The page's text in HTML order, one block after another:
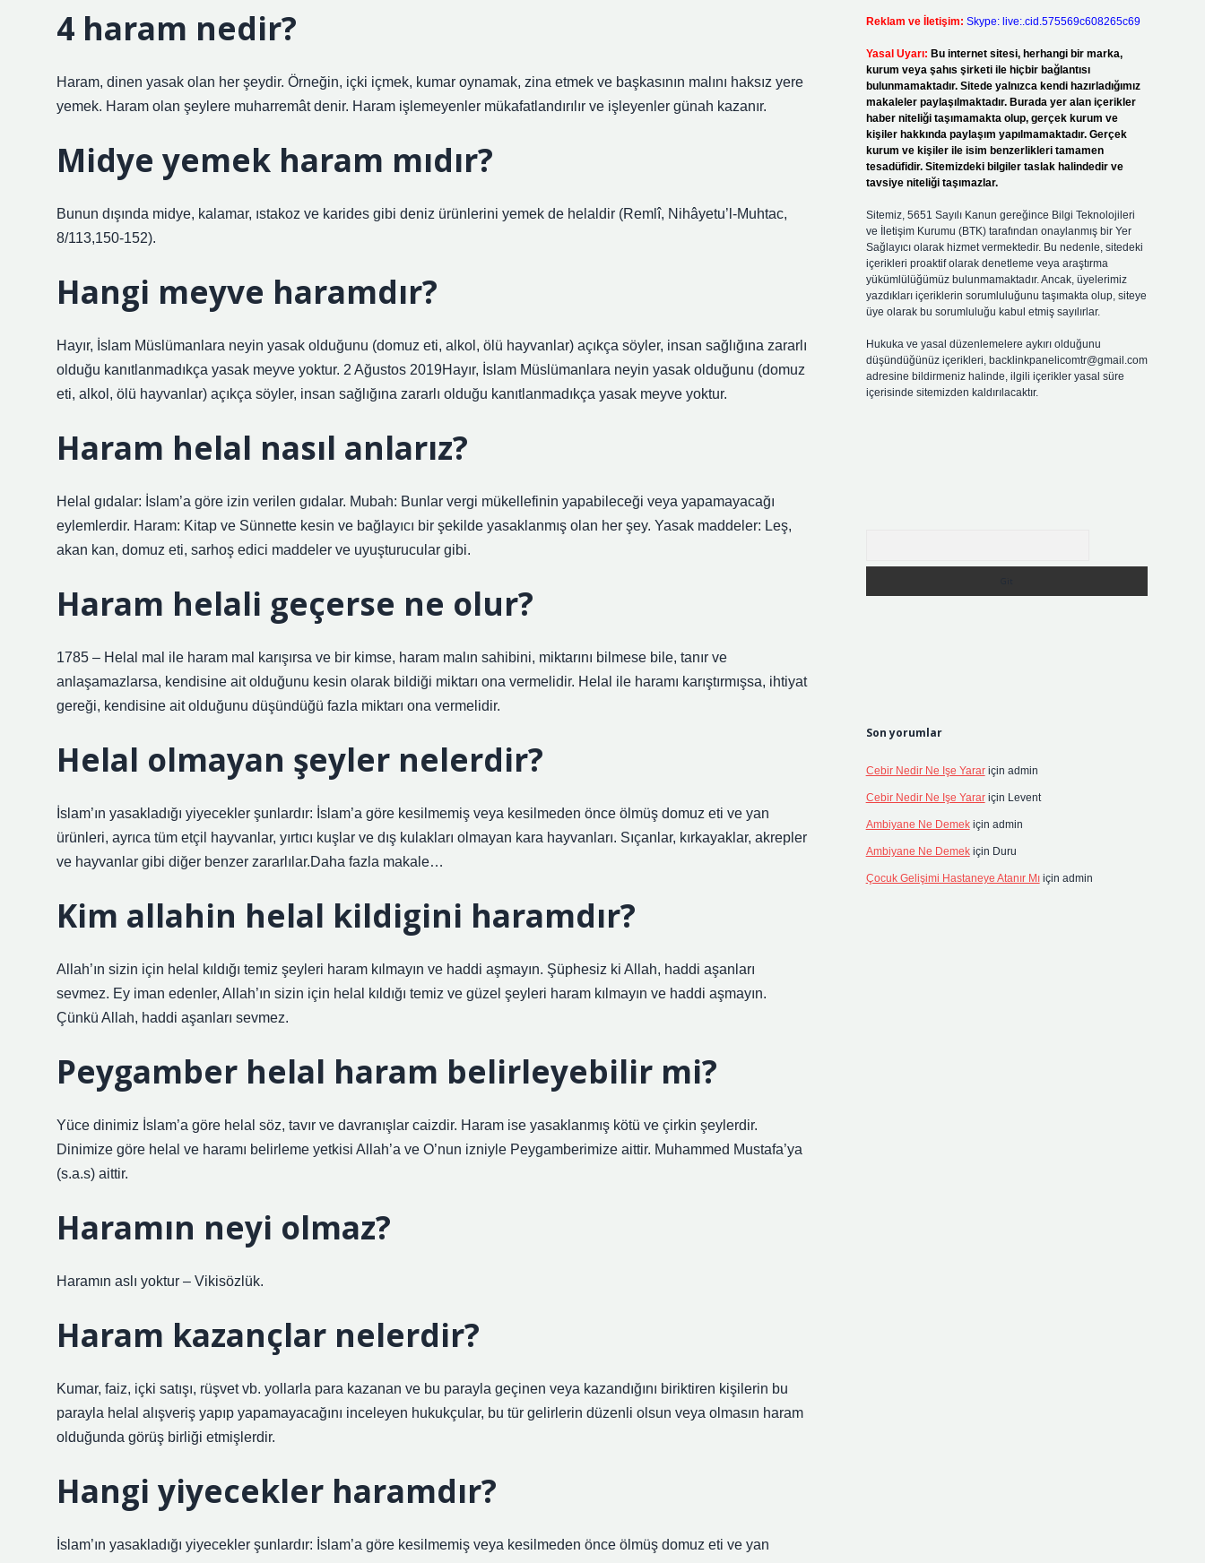
4 haram nedir?
Haram, dinen yasak olan her şeydir. Örneğin, içki içmek, kumar oynamak, zina etmek ve başkasının malını haksız yere
yemek. Haram olan şeylere muharremât denir. Haram işlemeyenler mükafatlandırılır ve işleyenler günah kazanır.
Midye yemek haram mıdır?
Bunun dışında midye, kalamar, ıstakoz ve karides gibi deniz ürünlerini yemek de helaldir (Remlî, Nihâyetu’l-Muhtac,
8/113,150-152).
Hangi meyve haramdır?
Hayır, İslam Müslümanlara neyin yasak olduğunu (domuz eti, alkol, ölü hayvanlar) açıkça söyler, insan sağlığına zararlı
olduğu kanıtlanmadıkça yasak meyve yoktur. 2 Ağustos 2019Hayır, İslam Müslümanlara neyin yasak olduğunu (domuz
eti, alkol, ölü hayvanlar) açıkça söyler, insan sağlığına zararlı olduğu kanıtlanmadıkça yasak meyve yoktur.
Haram helal nasıl anlarız?
Helal gıdalar: İslam’a göre izin verilen gıdalar. Mubah: Bunlar vergi mükellefinin yapabileceği veya yapamayacağı
eylemlerdir. Haram: Kitap ve Sünnette kesin ve bağlayıcı bir şekilde yasaklanmış olan her şey. Yasak maddeler: Leş,
akan kan, domuz eti, sarhoş edici maddeler ve uyuşturucular gibi.
Haram helali geçerse ne olur?
1785 – Helal mal ile haram mal karışırsa ve bir kimse, haram malın sahibini, miktarını bilmese bile, tanır ve
anlaşamazlarsa, kendisine ait olduğunu kesin olarak bildiği miktarı ona vermelidir. Helal ile haramı karıştırmışsa, ihtiyat
gereği, kendisine ait olduğunu düşündüğü fazla miktarı ona vermelidir.
Helal olmayan şeyler nelerdir?
İslam’ın yasakladığı yiyecekler şunlardır: İslam’a göre kesilmemiş veya kesilmeden önce ölmüş domuz eti ve yan
ürünleri, ayrıca tüm etçil hayvanlar, yırtıcı kuşlar ve dış kulakları olmayan kara hayvanları. Sıçanlar, kırkayaklar, akrepler
ve hayvanlar gibi diğer benzer zararlılar.Daha fazla makale…
Kim allahin helal kildigini haramdır?
Allah’ın sizin için helal kıldığı temiz şeyleri haram kılmayın ve haddi aşmayın. Şüphesiz ki Allah, haddi aşanları
sevmez. Ey iman edenler, Allah’ın sizin için helal kıldığı temiz ve güzel şeyleri haram kılmayın ve haddi aşmayın.
Çünkü Allah, haddi aşanları sevmez.
Peygamber helal haram belirleyebilir mi?
Yüce dinimiz İslam’a göre helal söz, tavır ve davranışlar caizdir. Haram ise yasaklanmış kötü ve çirkin şeylerdir.
Dinimize göre helal ve haramı belirleme yetkisi Allah’a ve O’nun izniyle Peygamberimize aittir. Muhammed Mustafa’ya
(s.a.s) aittir.
Haramın neyi olmaz?
Haramın aslı yoktur – Vikisözlük.
Haram kazançlar nelerdir?
Kumar, faiz, içki satışı, rüşvet vb. yollarla para kazanan ve bu parayla geçinen veya kazandığını biriktiren kişilerin bu
parayla helal alışveriş yapıp yapamayacağını inceleyen hukukçular, bu tür gelirlerin düzenli olsun veya olmasın haram
olduğunda görüş birliği etmişlerdir.
Hangi yiyecekler haramdır?
İslam’ın yasakladığı yiyecekler şunlardır: İslam’a göre kesilmemiş veya kesilmeden önce ölmüş domuz eti ve yan
Reklam ve İletişim: Skype: live:.cid.575569c608265c69
Yasal Uyarı: Bu internet sitesi, herhangi bir marka,
kurum veya şahıs şirketi ile hiçbir bağlantısı
bulunmamaktadır. Sitede yalnızca kendi hazırladığımız
makaleler paylaşılmaktadır. Burada yer alan içerikler
haber niteliği taşımamakta olup, gerçek kurum ve
kişiler hakkında paylaşım yapılmamaktadır. Gerçek
kurum ve kişiler ile isim benzerlikleri tamamen
tesadüfidir. Sitemizdeki bilgiler taslak halindedir ve
tavsiye niteliği taşımazlar.
Sitemiz, 5651 Sayılı Kanun gereğince Bilgi Teknolojileri
ve İletişim Kurumu (BTK) tarafından onaylanmış bir Yer
Sağlayıcı olarak hizmet vermektedir. Bu nedenle, sitedeki
içerikleri proaktif olarak denetleme veya araştırma
yükümlülüğümüz bulunmamaktadır. Ancak, üyelerimiz
yazdıkları içeriklerin sorumluluğunu taşımakta olup, siteye
üye olarak bu sorumluluğu kabul etmiş sayılırlar.
Hukuka ve yasal düzenlemelere aykırı olduğunu
düşündüğünüz içerikleri, backlinkpanelicomtr@gmail.com
adresine bildirmeniz halinde, ilgili içerikler yasal süre
içerisinde sitemizden kaldırılacaktır.
Son yorumlar
Cebir Nedir Ne Işe Yarariçin admin
Cebir Nedir Ne Işe Yarariçin Levent
Ambiyane Ne Demekiçin admin
Ambiyane Ne Demekiçin Duru
Çocuk Gelişimi Hastaneye Atanır Mıiçin admin